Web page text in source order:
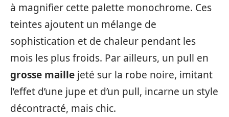
à magnifier cette palette monochrome. Ces
teintes ajoutent un mélange de
sophistication et de chaleur pendant les
mois les plus froids. Par ailleurs, un pull en
grosse maille jeté sur la robe noire, imitant
l’effet d’une jupe et d’un pull, incarne un style
décontracté, mais chic.